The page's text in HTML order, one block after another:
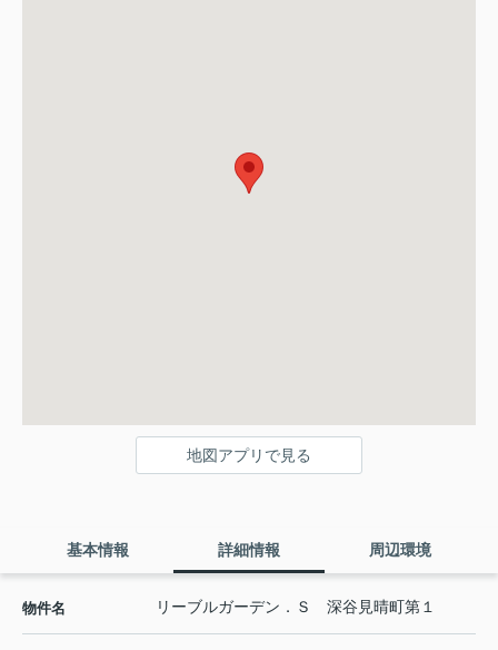
地図アプリで見る
基本情報 詳細情報 周辺環境
物件名 リーブルガーデン．Ｓ 深谷見晴町第１